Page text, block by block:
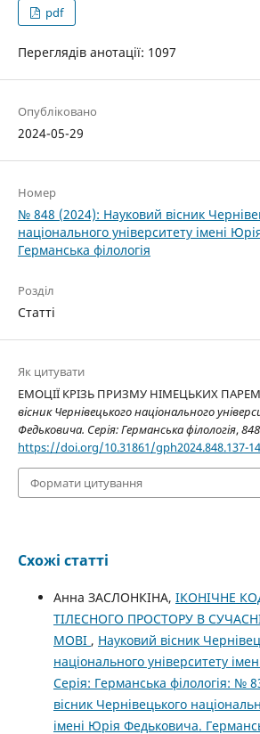
pdf
Переглядів анотації: 1097
Опубліковано
2024-05-29
Номер
№ 848 (2024): Науковий вісник
національного університету імені
Германська філологія
Розділ
Статті
Як цитувати
ЕМОЦІЇ КРІЗЬ ПРИЗМУ НІМЕЦЬКИХ
вісник Чернівецького національного
Федьковича. Серія: Германська філологія,848
https://doi.org/10.31861/gph2024.848.137-
Формати цитування
Схожі статті
Анна ЗАСЛОНКІНА, ІКОНІЧНЕ
ТІЛЕСНОГО ПРОСТОРУ В
МОВІ , Науковий вісник
національного університету
Серія: Германська філологія: №
вісник Чернівецького
імені Юрія Федьковича.